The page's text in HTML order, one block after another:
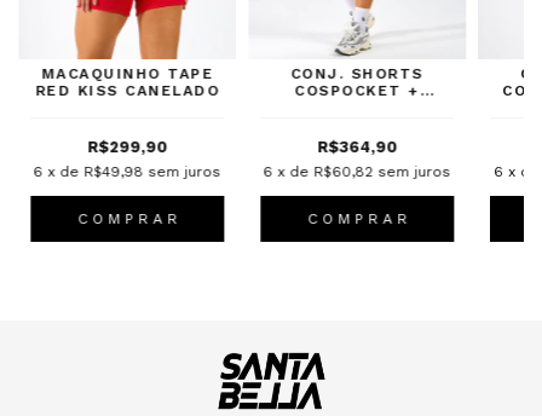
MACAQUINHO TAPE
RED KISS CANELADO
R$299,90
6 x de R$49,98 sem juros
C O M P R A R
CONJ. SHORTS
COSPOCKET +
R$364,90
6 x de R$60,82 sem juros
C O M P R A R
6 x